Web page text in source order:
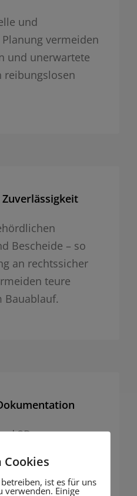
und
vermeiden
und unerwartete
reibungslosen
Bescheide – so
an rechtssicher
teure
Bauablauf.
3D
für
– digital und
ist es für uns
verwenden. Einige